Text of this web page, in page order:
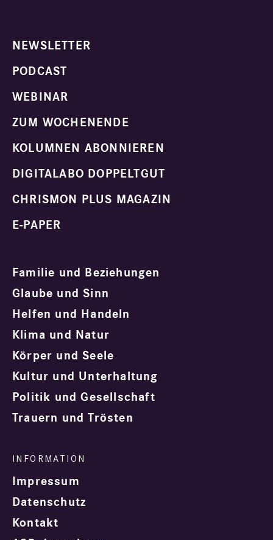
NEWSLETTER
PODCAST
WEBINAR
ZUM WOCHENENDE
KOLUMNEN ABONNIEREN
DIGITALABO DOPPELTGUT
CHRISMON PLUS MAGAZIN
E-PAPER
Familie und Beziehungen
Glaube und Sinn
Helfen und Handeln
Klima und Natur
Körper und Seele
Kultur und Unterhaltung
Politik und Gesellschaft
Trauern und Trösten
Impressum
Datenschutz
Kontakt